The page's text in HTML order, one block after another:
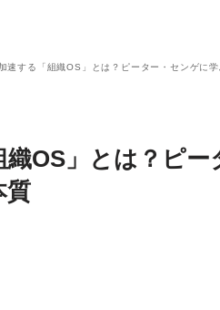
速する「組織OS」とは？ピーター・センゲに
OS」とは？ピー
質